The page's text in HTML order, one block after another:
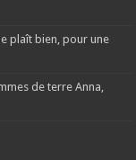
plaît bien, pour une
de terre Anna,